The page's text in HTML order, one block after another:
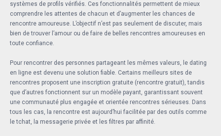
systèmes de profils vérifiés. Ces fonctionnalités permettent de mieux
comprendre les attentes de chacun et d’augmenter les chances de
rencontre amoureuse. L’objectif n’est pas seulement de discuter, mais
bien de trouver l’amour ou de faire de belles rencontres amoureuses en
toute confiance.
Pour rencontrer des personnes partageant les mêmes valeurs, le dating
en ligne est devenu une solution fiable. Certains meilleurs sites de
rencontres proposent une inscription gratuite (rencontre gratuit), tandis
que d’autres fonctionnent sur un modèle payant, garantissant souvent
une communauté plus engagée et orientée rencontres sérieuses. Dans
tous les cas, la rencontre est aujourd’hui facilitée par des outils comme
le tchat, la messagerie privée et les filtres par affinité.